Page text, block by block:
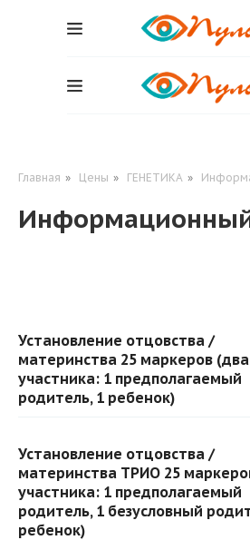
Главная » Цены » ГЕНЕТИКА »
Установление отцовства /
материнства 25 маркеров (два
участника: 1 предполагаемый
родитель, 1 ребенок)
Установление отцовства /
материнства ТРИО 25
участника: 1 предполагаемый
родитель, 1 безусловный
ребенок)